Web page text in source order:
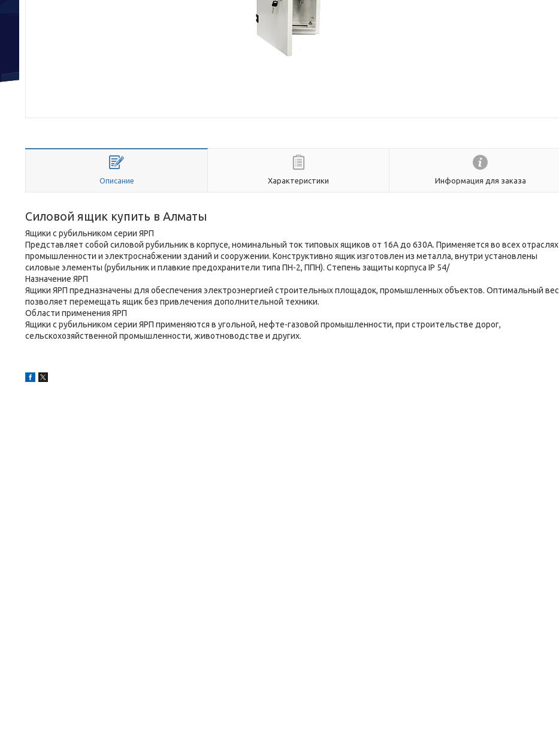
Описание Характеристики Информация для заказа
Силовой ящик купить в Алматы
Ящики с рубильником серии ЯРП
Представляет собой силовой рубильник в корпусе, номинальный ток типовых ящиков от 16А до 630А. Применяется во всех отраслях
промышленности и электроснабжении зданий и сооружении. Конструктивно ящик изготовлен из металла, внутри установлены
силовые элементы (рубильник и плавкие предохранители типа ПН-2, ППН). Степень защиты корпуса IP 54/
Назначение ЯРП
Ящики ЯРП предназначены для обеспечения электроэнергией строительных площадок, промышленных объектов. Оптимальный вес
позволяет перемещать ящик без привлечения дополнительной техники.
Области применения ЯРП
Ящики с рубильником серии ЯРП применяются в угольной, нефте-газовой промышленности, при строительстве дорог,
сельскохозяйственной промышленности, животноводстве и других.